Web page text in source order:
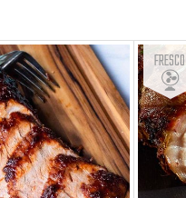
Fresco